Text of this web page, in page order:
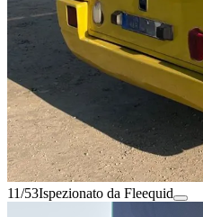
11/53Ispezionato da Fleequid